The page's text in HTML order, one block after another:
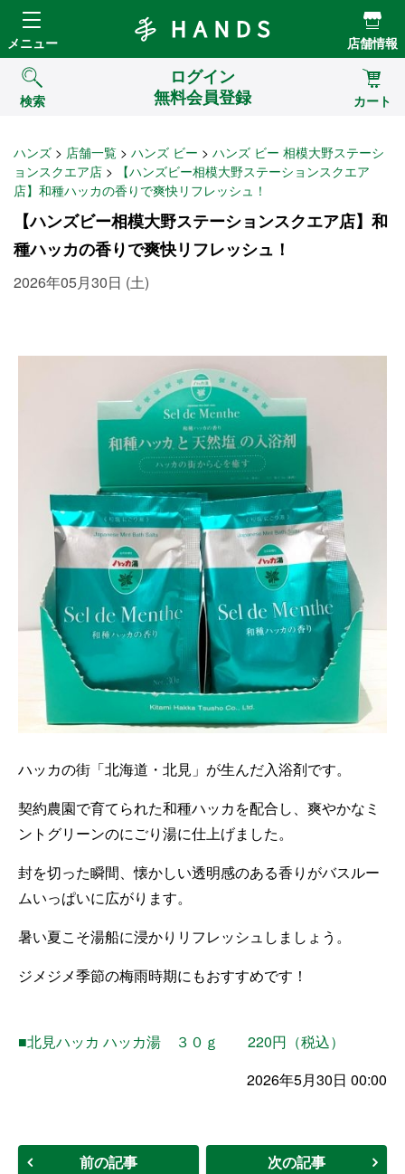
Hands ハンズ
メニュー 店舗情報
検索
ログイン
無料会員登録
カート
ハンズ 店舗一覧 ハンズ ビー
ハンズ ビー 相模大野ステーシ
ョンスクエア店
【ハンズビー相模大野ステーションスクエア
店】和種ハッカの香りで爽快リフレッシュ！
【ハンズビー相模大野ステーションスクエア店】和
種ハッカの香りで爽快リフレッシュ！
2026年05月30日 (土)
ハッカの街「北海道・北見」が生んだ入浴剤です。
契約農園で育てられた和種ハッカを配合し、 爽やかなミ
ントグリーンのにごり湯に仕上げました。
封を切った瞬間、懐かしい透明感のある香りがバスルー
ムいっぱいに広がります。
暑い夏こそ湯船に浸かりリフレッシュしましょう。
ジメジメ季節の梅雨時期にもおすすめです！
■北見ハッカ ハッカ湯 ３０ｇ 220円（税込）
2026年5月30日 00:00
前の記事 次の記事